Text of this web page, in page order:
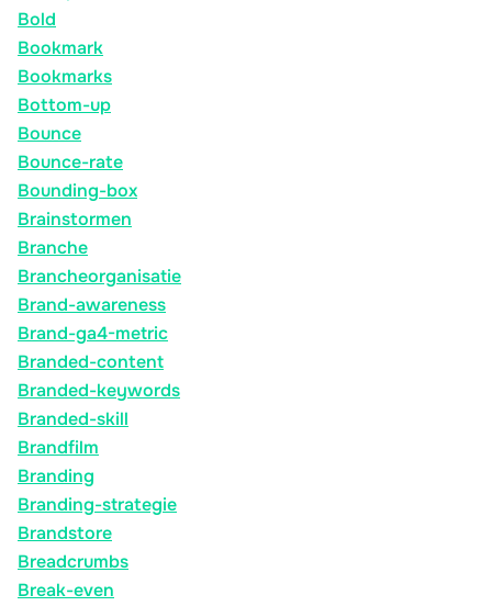
Bold
Bookmark
Bookmarks
Bottom-up
Bounce
Bounce-rate
Bounding-box
Brainstormen
Branche
Brancheorganisatie
Brand-awareness
Brand-ga4-metric
Branded-content
Branded-keywords
Branded-skill
Brandfilm
Branding
Branding-strategie
Brandstore
Breadcrumbs
Break-even